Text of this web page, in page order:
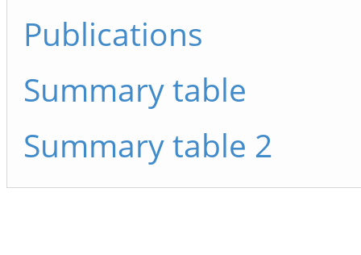
Publications
Summary table
Summary table 2